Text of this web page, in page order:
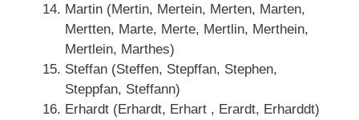
Martin (Mertin, Mertein, Merten, Marten,
Mertten, Marte, Merte, Mertlin, Merthein,
Mertlein, Marthes)
Steffan (Steffen, Stepffan, Stephen,
Steppfan, Steffann)
Erhardt (Erhardt, Erhart , Erardt, Erharddt)